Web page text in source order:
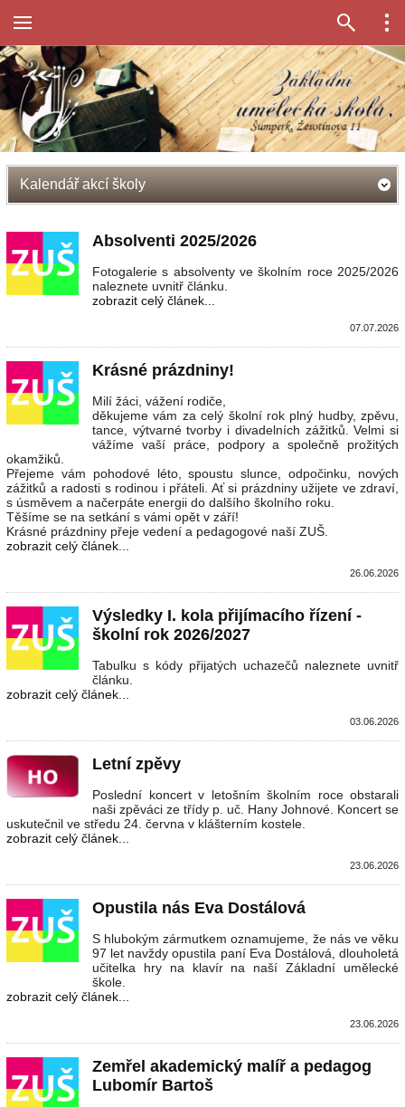
Kalendář akcí školy
Absolventi 2025/2026
Fotogalerie s absolventy ve školním roce 2025/2026
naleznete uvnitř článku.
zobrazit celý článek...
07.07.2026
Krásné prázdniny!
Milí žáci, vážení rodiče,
děkujeme vám za celý školní rok plný hudby, zpěvu,
tance, výtvarné tvorby i divadelních zážitků. Velmi si
vážíme vaší práce, podpory a společně prožitých
okamžiků.
Přejeme vám pohodové léto, spoustu slunce, odpočinku, nových
zážitků a radosti s rodinou i přáteli. Ať si prázdniny užijete ve zdraví,
s úsměvem a načerpáte energii do dalšího školního roku.
Těšíme se na setkání s vámi opět v září!
Krásné prázdniny přeje vedení a pedagogové naší ZUŠ.
zobrazit celý článek...
26.06.2026
Výsledky I. kola přijímacího řízení -
školní rok 2026/2027
Tabulku s kódy přijatých uchazečů naleznete uvnitř
článku.
zobrazit celý článek...
03.06.2026
Letní zpěvy
Poslední koncert v letošním školním roce obstarali
naši zpěváci ze třídy p. uč. Hany Johnové. Koncert se
uskutečnil ve středu 24. června v klášterním kostele.
zobrazit celý článek...
23.06.2026
Opustila nás Eva Dostálová
S hlubokým zármutkem oznamujeme, že nás ve věku
97 let navždy opustila paní Eva Dostálová, dlouholetá
učitelka hry na klavír na naší Základní umělecké
škole.
zobrazit celý článek...
23.06.2026
Zemřel akademický malíř a pedagog
Lubomír Bartoš